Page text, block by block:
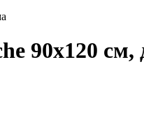
90х120 см,